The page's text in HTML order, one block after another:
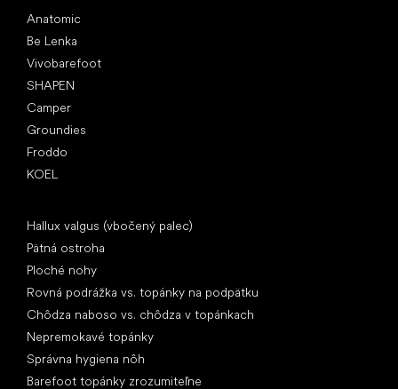
Anatomic
Be Lenka
Vivobarefoot
SHAPEN
Camper
Groundies
Froddo
KOEL
Hallux valgus (vbočený palec)
Pätná ostroha
Ploché nohy
Rovná podrážka vs. topánky na podpätku
Chôdza naboso vs. chôdza v topánkach
Nepremokavé topánky
Správna hygiena nôh
Barefoot topánky zrozumiteľne